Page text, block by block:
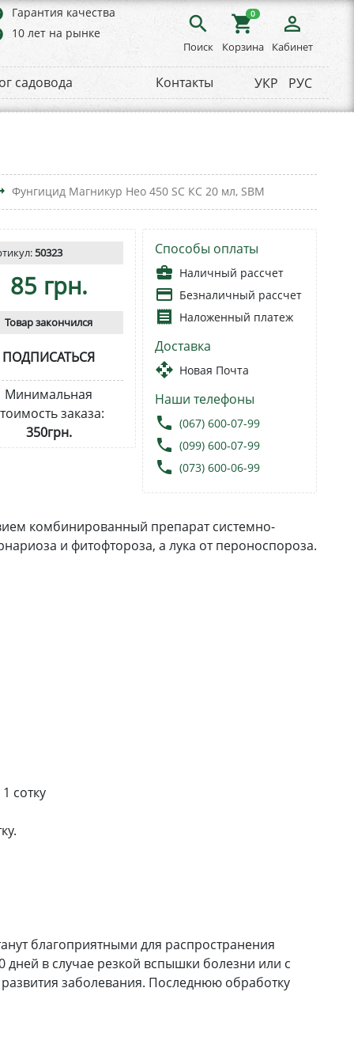
Гарантия качества
10 лет на рынке search
Поиск
shopping_cart
0
Корзина
person_outline
Кабинет
садовода Контакты УКР РУС
Фунгицид Магникур Нео 450 SC КС 20 мл, SBM
50323
85 грн.
Товар закончился
ПОДПИСАТЬСЯ
Минимальная
заказа:
350грн.
Способы оплаты
business_center Наличный рассчет
payment Безналичный рассчет
receipt Наложенный платеж
Доставка
open_with Новая Почта
Наши телефоны
local_phone (067) 600-07-99
local_phone (099) 600-07-99
local_phone (073) 600-06-99
комбинированный препарат системно-
и фитофтороза, а лука от пероноспороза.
сотку
благоприятными для распространения
в случае резкой вспышки болезни или с
заболевания. Последнюю обработку